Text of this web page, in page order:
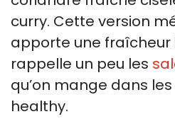
curry. Cette version
apporte une fraîcheur
rappelle un peu les
qu’on mange dans
healthy.